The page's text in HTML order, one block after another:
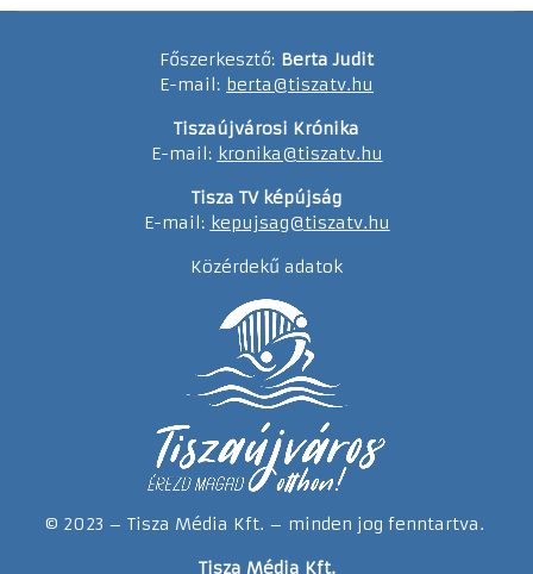
Főszerkesztő: Berta Judit
E-mail: berta@tiszatv.hu
Tiszaújvárosi Krónika
E-mail: kronika@tiszatv.hu
Tisza TV képújság
E-mail: kepujsag@tiszatv.hu
Közérdekű adatok
© 2023 – Tisza Média Kft. – minden jog fenntartva.
Tisza Média Kft.